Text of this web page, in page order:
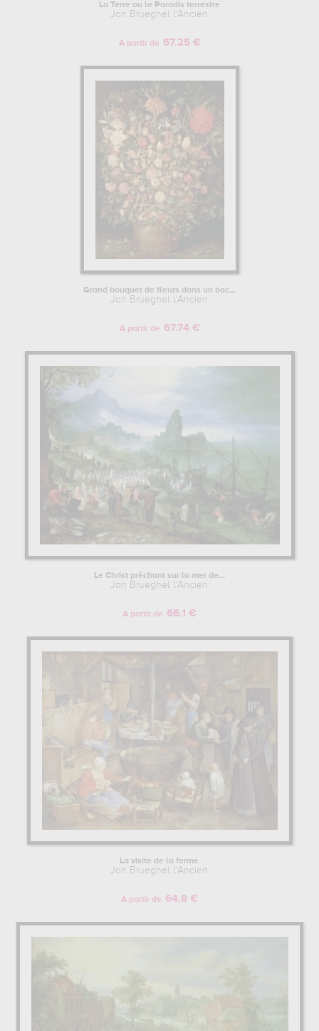
La Terre ou le Paradis terrestre
Jan Brueghel l'Ancien
A partir de 67.25 €
Grand bouquet de fleurs dans un bac...
Jan Brueghel l'Ancien
A partir de 67.74 €
Le Christ prêchant sur la mer de...
Jan Brueghel l'Ancien
A partir de 66.1 €
La visite de la ferme
Jan Brueghel l'Ancien
A partir de 64.8 €